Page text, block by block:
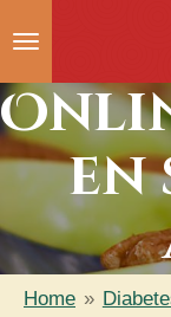
Ga
naar
de
hoofdinhoud
en
Home »